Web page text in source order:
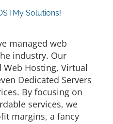
Solutions!
managed web
industry. Our
Web Hosting, Virtual
Dedicated Servers
By focusing on
services, we
margins, a fancy